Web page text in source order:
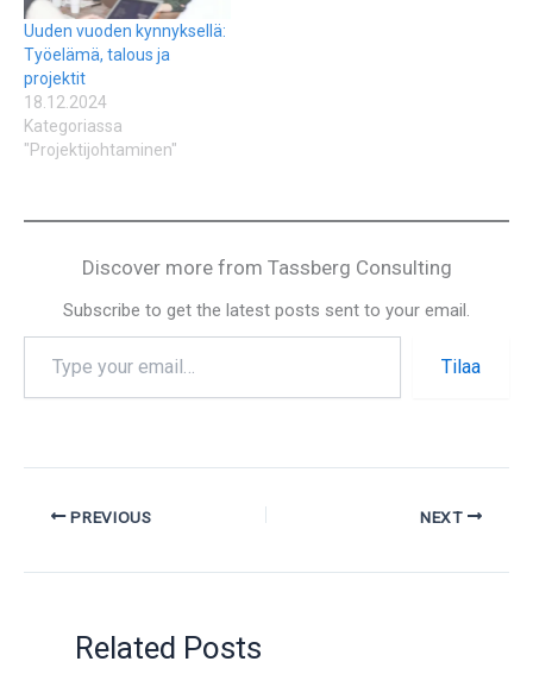
Uuden vuoden kynnyksellä:
Työelämä, talous ja
projektit
18.12.2024
Kategoriassa
"Projektijohtaminen"
Discover more from Tassberg Consulting
Subscribe to get the latest posts sent to your email.
Tilaa
PREVIOUS NEXT
Related Posts